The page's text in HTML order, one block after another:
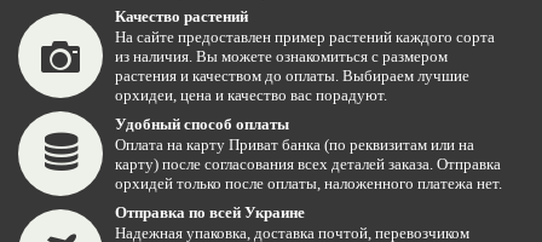
Качество растений
На сайте предоставлен пример растений каждого сорта
из наличия. Вы можете ознакомиться с размером
растения и качеством до оплаты. Выбираем лучшие
орхидеи, цена и качество вас порадуют.
Удобный способ оплаты
Оплата на карту Приват банка (по реквизитам или на
карту) после согласования всех деталей заказа. Отправка
орхидей только после оплаты, наложенного платежа нет.
Отправка по всей Украине
Надежная упаковка, доставка почтой, перевозчиком